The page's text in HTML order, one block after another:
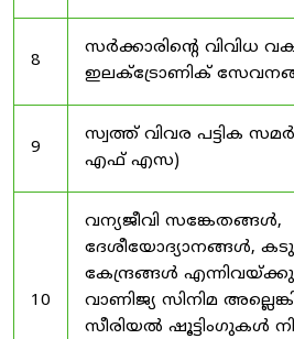
8
സർക്കാരിന്റെ വിവിധ
ഇലക്ട്രോണിക്
9
സ്വത്ത് വിവര പട്ടിക
എഫ് എസ)
10
വന്യജീവി സങ്കേതങ്ങൾ,
ദേശീയോദ്യാനങ്ങൾ,
കേന്ദ്രങ്ങൾ
വാണിജ്യ സിനിമ
സീരിയൽ ഷൂട്ടിംഗുകൾ